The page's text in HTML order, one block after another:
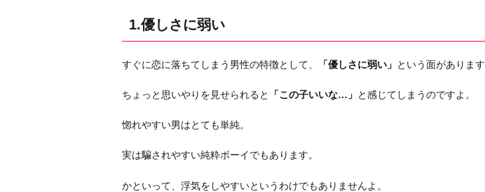
素
直
せ
ち
性
1.優しさに弱い
すぐに恋に落ちてしまう男性の特徴として、 「優しさに弱い」 という面があります
ちょっと思いやりを見せられると 「この子いいな…」 と感じてしまうのですよ。
惚れやすい男はとても単純。
実は騙されやすい純粋ボーイでもあります。
かといって、浮気をしやすいというわけでもありませんよ。